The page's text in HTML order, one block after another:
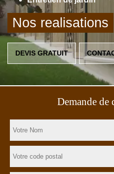
Nos realisations
DEVIS GRATUIT
Demande